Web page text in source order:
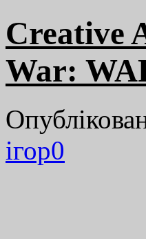
Creative
War:
ігор0